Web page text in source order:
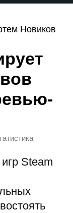
Новиков
Steam